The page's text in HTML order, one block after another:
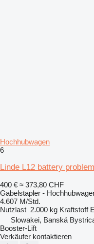
Hochhubwagen
6
Linde L12 battery problem
400 € ≈ 373,80 CHF
Gabelstapler -
4.607 M/Std.
Nutzlast 2.000 kg Kraftstoff
Slowakei, Banská
Booster-Lift
Verkäufer kontaktieren